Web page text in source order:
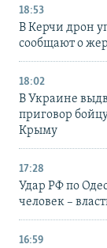
18:53
В Керчи дрон
сообщают о
18:02
В Украине
приговор
Крыму
17:28
Удар РФ по
человек –
16:59